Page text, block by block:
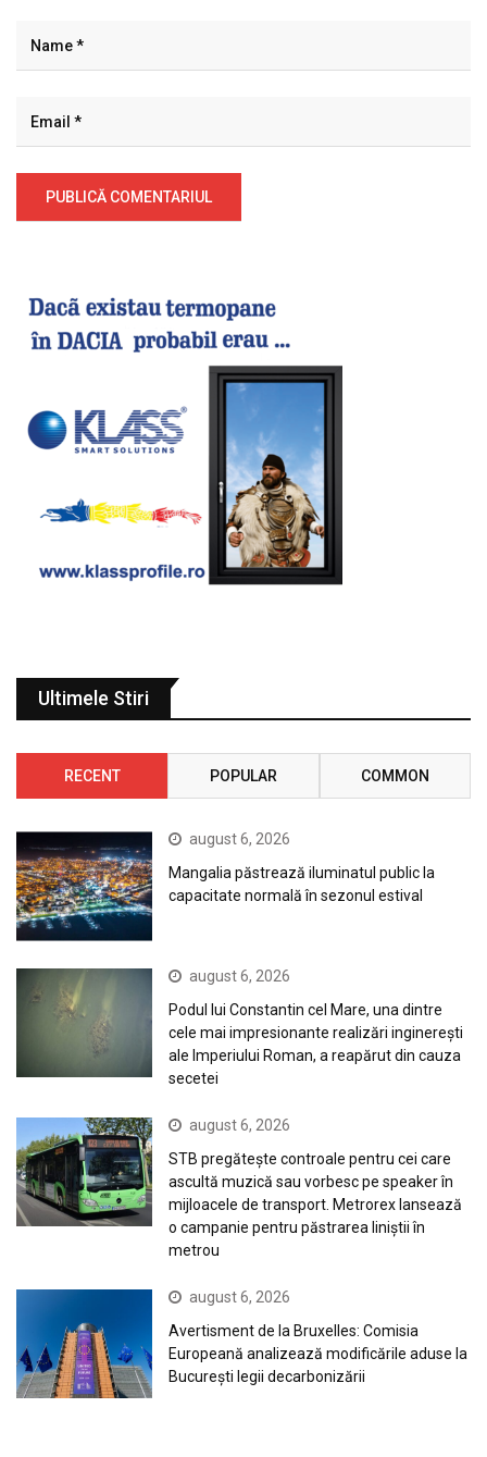
Ultimele Stiri
RECENT POPULAR COMMON
august 6, 2026
Mangalia păstrează iluminatul public la
capacitate normală în sezonul estival
august 6, 2026
Podul lui Constantin cel Mare, una dintre
cele mai impresionante realizări inginerești
ale Imperiului Roman, a reapărut din cauza
secetei
august 6, 2026
STB pregătește controale pentru cei care
ascultă muzică sau vorbesc pe speaker în
mijloacele de transport. Metrorex lansează
o campanie pentru păstrarea liniștii în
metrou
august 6, 2026
Avertisment de la Bruxelles: Comisia
Europeană analizează modificările aduse la
București legii decarbonizării